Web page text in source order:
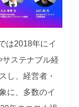
は2018年にイ
ステナブル経
し、経営者・
に、多数のイ